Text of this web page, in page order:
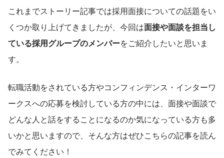
これまでストーリー記事では採用面接についての話題をい
くつか取り上げてきましたが、今回は面接や面談を担当し
ている採用グループのメンバーをご紹介したいと思いま
す。
転職活動をされている方やコンフィンデンス・インターワ
ークスへの応募を検討している方の中には、面接や面談で
どんな人と話をすることになるのか気になっている方も多
いかと思いますので、そんな方はぜひこちらの記事を読ん
でみてください！